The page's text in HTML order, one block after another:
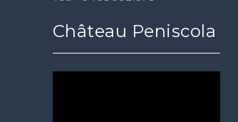
Château Peniscola